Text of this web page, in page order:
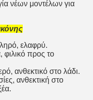
νέων μοντέλων για
ελαφρύ.
προς το
ανθεκτικό στο λάδι.
ανθεκτική στο